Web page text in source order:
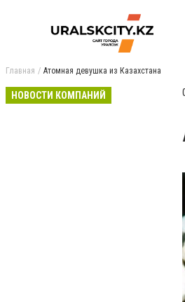
Главная Атомная девушка из Казахстана
НОВОСТИ КОМПАНИЙ